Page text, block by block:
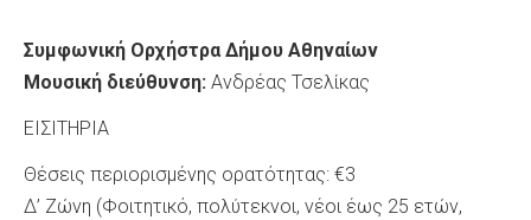
Συμφωνική Ορχήστρα Δήμου Αθηναίων
Μουσική διεύθυνση: Ανδρέας Τσελίκας
ΕΙΣΙΤΗΡΙΑ
Θέσεις περιορισμένης ορατότητας: €3
Δ’ Ζώνη (Φοιτητικό, πολύτεκνοι, νέοι έως 25 ετών,